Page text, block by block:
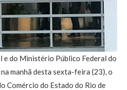
e do Ministério Público Federal do
manhã desta sexta-feira (23), o
Comércio do Estado do Rio de